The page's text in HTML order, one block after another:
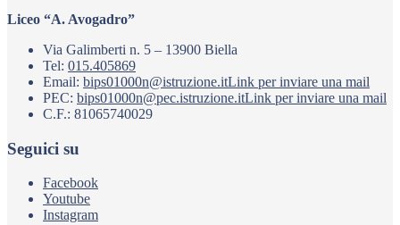
Liceo “A. Avogadro”
Via Galimberti n. 5 – 13900 Biella
Tel: 015.405869
Email: bips01000n@istruzione.itLink per inviare una mail
PEC: bips01000n@pec.istruzione.itLink per inviare una mail
C.F.: 81065740029
Seguici su
Facebook
Youtube
Instagram